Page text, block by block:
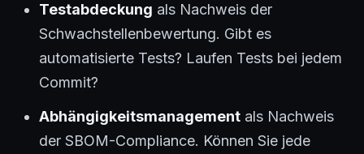
Testabdeckung als Nachweis der
Schwachstellenbewertung. Gibt es
automatisierte Tests? Laufen Tests bei jedem
Commit?
Abhängigkeitsmanagement als Nachweis
der SBOM-Compliance. Können Sie jede